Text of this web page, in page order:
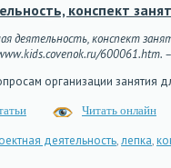
конспект
деятельность, конспект
600061.htm.
организации занятия
Читать онлайн
деятельность,лепка,